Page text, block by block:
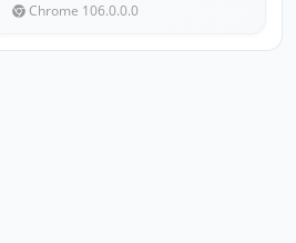
Chrome 106.0.0.0